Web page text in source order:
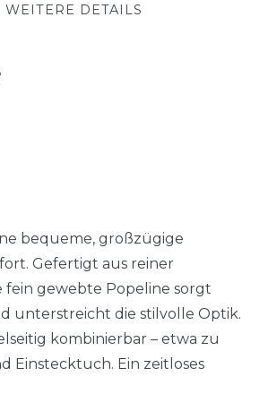
WEITERE DETAILS
bequeme, großzügige
Gefertigt aus reiner
gewebte Popeline sorgt
unterstreicht die stilvolle Optik.
kombinierbar – etwa zu
Einstecktuch. Ein zeitloses